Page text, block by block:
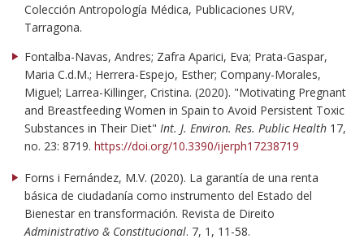
Colección Antropología Médica, Publicaciones URV,
Tarragona.
Fontalba-Navas, Andres; Zafra Aparici, Eva; Prata-Gaspar,
Maria C.d.M.; Herrera-Espejo, Esther; Company-Morales,
Miguel; Larrea-Killinger, Cristina. (2020). "Motivating Pregnant
and Breastfeeding Women in Spain to Avoid Persistent Toxic
Substances in Their Diet" Int. J. Environ. Res. Public Health 17,
no. 23: 8719. https://doi.org/10.3390/ijerph17238719
Forns i Fernández, M.V. (2020). La garantía de una renta
básica de ciudadanía como instrumento del Estado del
Bienestar en transformación. Revista de Direito
Administrativo & Constitucional. 7, 1, 11-58.